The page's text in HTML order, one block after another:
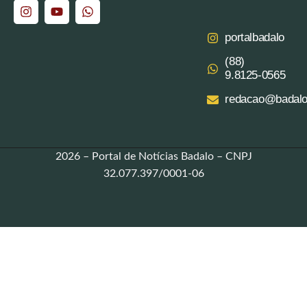
portalbadalo
(88)
9.8125‑0565‬
2026 – Portal de Notícias Badalo – CNPJ
32.077.397/0001-06